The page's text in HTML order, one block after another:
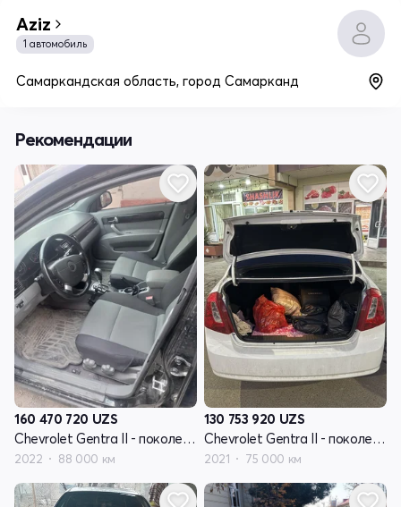
Aziz
1 автомобиль
Самаркандская область, город Самарканд
Рекомендации
160 470 720 UZS
Chevrolet Gentra II - поколение
2022 88 000 км
130 753 920 UZS
Chevrolet Gentra II - поколение
2021 75 000 км